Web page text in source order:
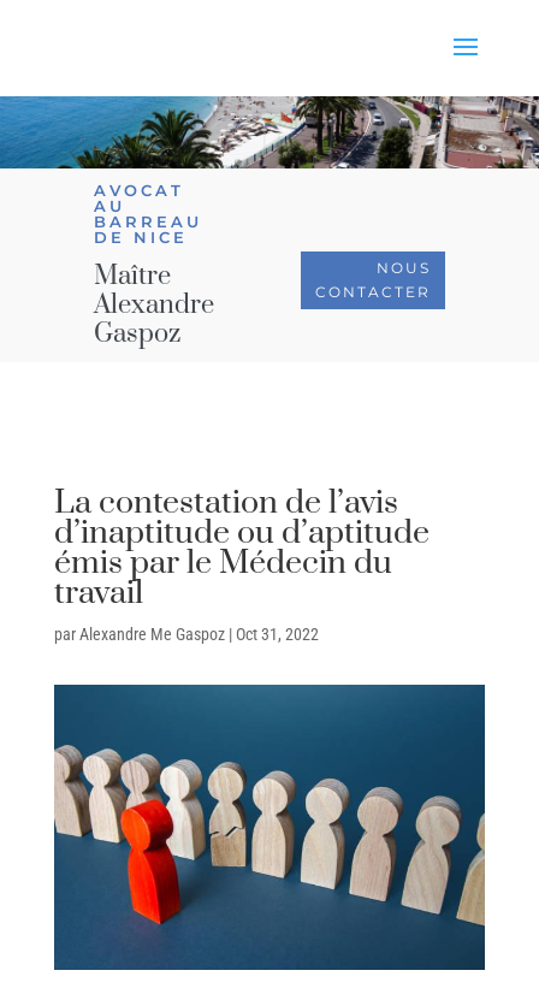
AVOCAT
AU
BARREAU
DE NICE
Maître
Alexandre
Gaspoz
NOUS
CONTACTER
La contestation de l’avis
d’inaptitude ou d’aptitude
émis par le Médecin du
travail
parAlexandre Me Gaspoz| Oct 31, 2022